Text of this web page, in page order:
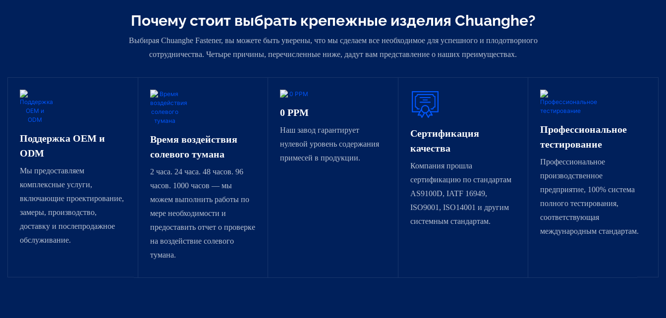
Почему стоит выбрать крепежные изделия Chuanghe?
Выбирая Chuanghe Fastener, вы можете быть уверены, что мы сделаем все необходимое для успешного и плодотворного
сотрудничества. Четыре причины, перечисленные ниже, дадут вам представление о наших преимуществах.
Поддержка OEM и
ODM
Мы предоставляем
комплексные услуги,
включающие проектирование,
замеры, производство,
доставку и послепродажное
обслуживание.
Время воздействия
солевого тумана
2 часа. 24 часа. 48 часов. 96
часов. 1000 часов — мы
можем выполнить работы по
мере необходимости и
предоставить отчет о проверке
на воздействие солевого
тумана.
0 PPM
Наш завод гарантирует
нулевой уровень содержания
примесей в продукции.
Сертификация
качества
Компания прошла
сертификацию по стандартам
AS9100D, IATF 16949,
ISO9001, ISO14001 и другим
системным стандартам.
Профессиональное
тестирование
Профессиональное
производственное
предприятие, 100% система
полного тестирования,
соответствующая
международным стандартам.